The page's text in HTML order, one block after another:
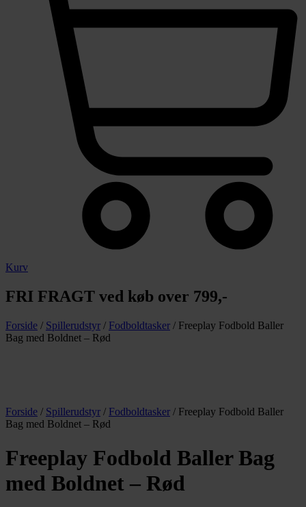
Kurv
FRI FRAGT ved køb over 799,-
Forside / Spillerudstyr / Fodboldtasker / Freeplay Fodbold Baller
Bag med Boldnet – Rød
Forside / Spillerudstyr / Fodboldtasker / Freeplay Fodbold Baller
Bag med Boldnet – Rød
Freeplay Fodbold Baller Bag
med Boldnet – Rød